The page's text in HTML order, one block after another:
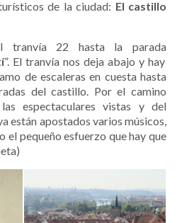
de la ciudad: El castillo
tranvía 22 hasta la parada
”. El tranvía nos deja abajo y hay
de escaleras en cuesta hasta
del castillo. Por el camino
espectaculares vistas y del
están apostados varios músicos,
el pequeño esfuerzo que hay que